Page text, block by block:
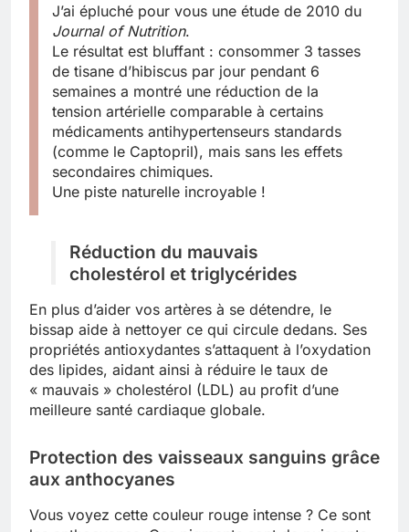
J’ai épluché pour vous une étude de 2010 du
Journal of Nutrition.
Le résultat est bluffant : consommer 3 tasses
de tisane d’hibiscus par jour pendant 6
semaines a montré une réduction de la
tension artérielle comparable à certains
médicaments antihypertenseurs standards
(comme le Captopril), mais sans les effets
secondaires chimiques.
Une piste naturelle incroyable !
Réduction du mauvais
cholestérol et triglycérides
En plus d’aider vos artères à se détendre, le
bissap aide à nettoyer ce qui circule dedans. Ses
propriétés antioxydantes s’attaquent à l’oxydation
des lipides, aidant ainsi à réduire le taux de
« mauvais » cholestérol (LDL) au profit d’une
meilleure santé cardiaque globale.
Protection des vaisseaux sanguins grâce
aux anthocyanes
Vous voyez cette couleur rouge intense ? Ce sont